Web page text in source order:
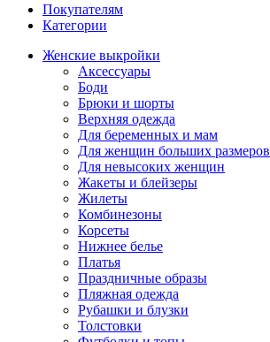
Покупателям
Категории
Женские выкройки
Аксессуары
Боди
Брюки и шорты
Верхняя одежда
Для беременных и мам
Для женщин больших размеров
Для невысоких женщин
Жакеты и блейзеры
Жилеты
Комбинезоны
Корсеты
Нижнее белье
Платья
Праздничные образы
Пляжная одежда
Рубашки и блузки
Толстовки